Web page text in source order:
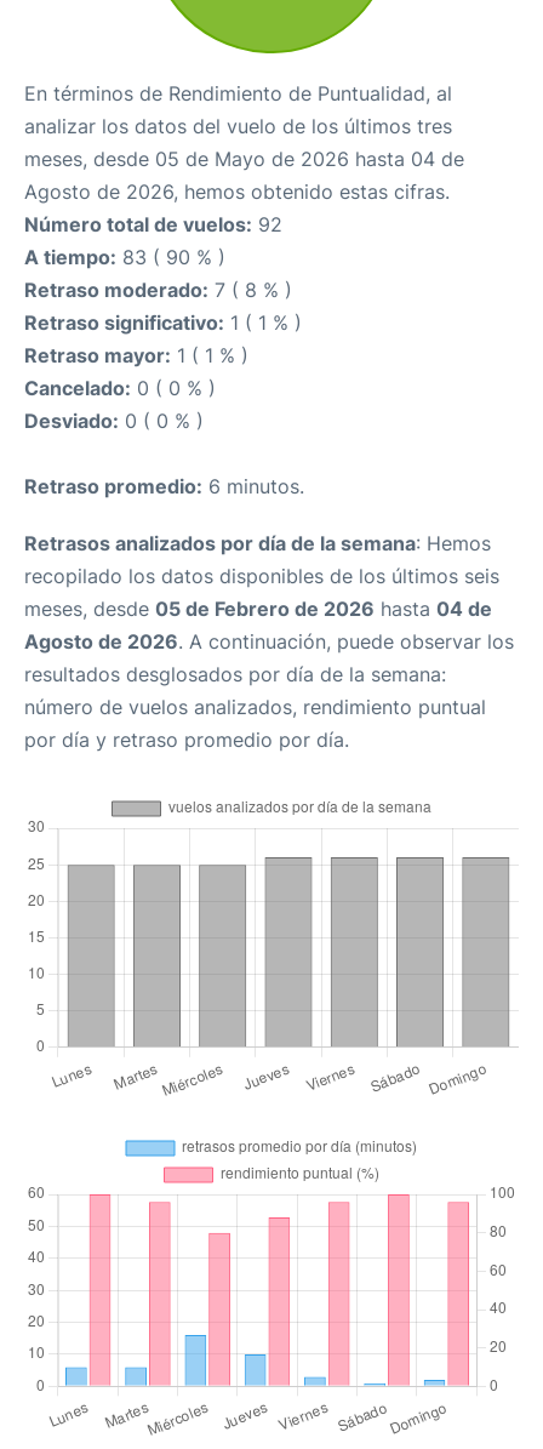
En términos de Rendimiento de Puntualidad, al
analizar los datos del vuelo de los últimos tres
meses, desde 05 de Mayo de 2026 hasta 04 de
Agosto de 2026, hemos obtenido estas cifras.
Número total de vuelos: 92
A tiempo: 83 ( 90 % )
Retraso moderado: 7 ( 8 % )
Retraso significativo: 1 ( 1 % )
Retraso mayor: 1 ( 1 % )
Cancelado: 0 ( 0 % )
Desviado: 0 ( 0 % )
Retraso promedio: 6 minutos.
Retrasos analizados por día de la semana: Hemos
recopilado los datos disponibles de los últimos seis
meses, desde 05 de Febrero de 2026 hasta 04 de
Agosto de 2026. A continuación, puede observar los
resultados desglosados por día de la semana:
número de vuelos analizados, rendimiento puntual
por día y retraso promedio por día.